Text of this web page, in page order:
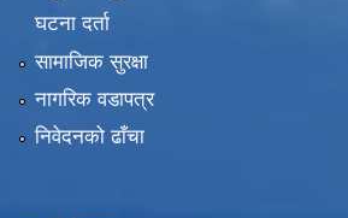
घटना दर्ता
सामाजिक सुरक्षा
नागरिक वडापत्र
निवेदनको ढाँचा